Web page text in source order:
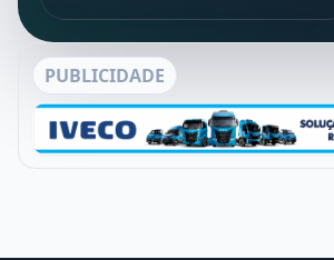
PUBLICIDADE